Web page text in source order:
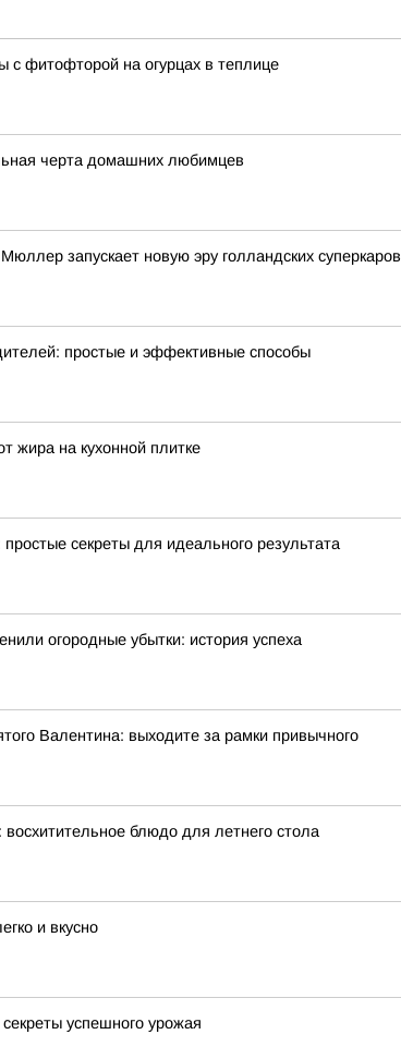
фитофторой на огурцах в теплице
черта домашних любимцев
запускает новую эру голландских суперкаров
простые и эффективные способы
жира на кухонной плитке
секреты для идеального результата
огородные убытки: история успеха
Валентина: выходите за рамки привычного
блюдо для летнего стола
и вкусно
успешного урожая